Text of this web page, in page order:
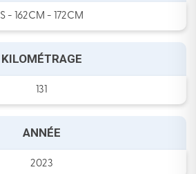
S - 162CM - 172CM
KILOMÉTRAGE
131
ANNÉE
2023